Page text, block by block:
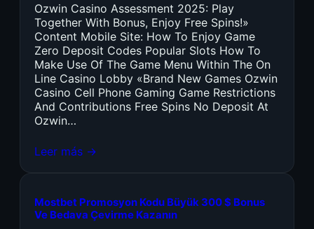
Ozwin Casino Assessment 2025: Play
Together With Bonus, Enjoy Free Spins!»
Content Mobile Site: How To Enjoy Game
Zero Deposit Codes Popular Slots How To
Make Use Of The Game Menu Within The On
Line Casino Lobby «Brand New Games Ozwin
Casino Cell Phone Gaming Game Restrictions
And Contributions Free Spins No Deposit At
Ozwin…
Leer más →
Mostbet Promosyon Kodu Büyük 300 $ Bonus
Ve Bedava Çevirme Kazanın